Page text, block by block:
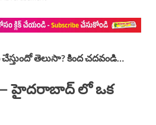
తెలుసా? కింద చదవండి…
— హైదరాబాద్ లో ఒక